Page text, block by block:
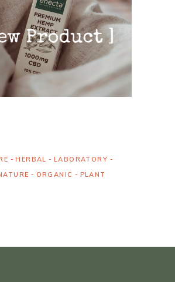
HERBAL
LABORATORY
ORGANIC PLANT